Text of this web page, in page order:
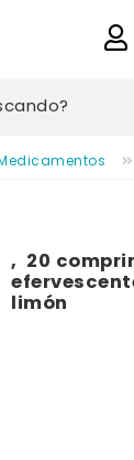
, 20
limón